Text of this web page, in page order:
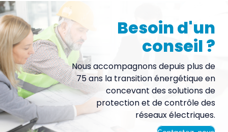
Besoin d'un
conseil ?
Nous accompagnons depuis plus de
75 ans la transition énergétique en
concevant des solutions de
protection et de contrôle des
réseaux électriques.